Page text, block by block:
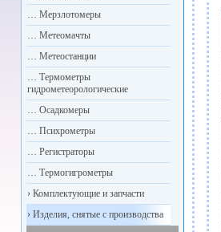
… Мерзлотомеры
… Метеомачты
… Метеостанции
… Термометры
гидрометеорологические
… Осадкомеры
… Психрометры
… Регистраторы
… Термогигрометры
› Комплектующие и запчасти
› Изделия, снятые с производства